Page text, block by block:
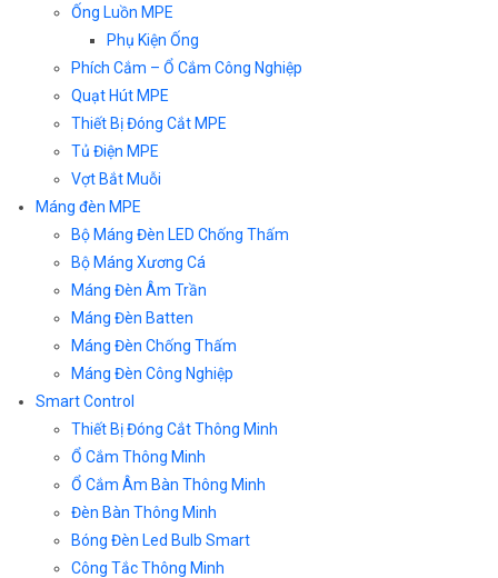
Ống Luồn MPE
Phụ Kiện Ống
Phích Cắm – Ổ Cắm Công Nghiệp
Quạt Hút MPE
Thiết Bị Đóng Cắt MPE
Tủ Điện MPE
Vợt Bắt Muỗi
Máng đèn MPE
Bộ Máng Đèn LED Chống Thấm
Bộ Máng Xương Cá
Máng Đèn Âm Trần
Máng Đèn Batten
Máng Đèn Chống Thấm
Máng Đèn Công Nghiệp
Smart Control
Thiết Bị Đóng Cắt Thông Minh
Ổ Cắm Thông Minh
Ổ Cắm Âm Bàn Thông Minh
Đèn Bàn Thông Minh
Bóng Đèn Led Bulb Smart
Công Tắc Thông Minh